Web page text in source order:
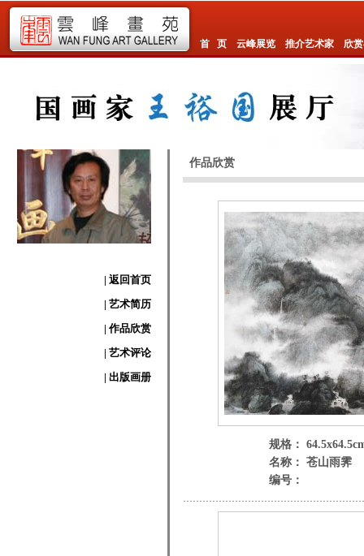
首 页 云峰展览 推介艺术家 欣
| 返回首页
| 艺术简历
| 作品欣赏
| 艺术评论
| 出版画册
作品欣赏
规格：
名称： 苍山雨霁
编号：